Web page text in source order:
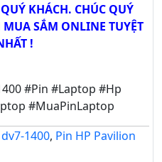
KHÁCH. CHÚC QUÝ
SẮM ONLINE TUYỆT
!
#Pin #Laptop #Hp
#MuaPinLaptop
1400, Pin HP Pavilion